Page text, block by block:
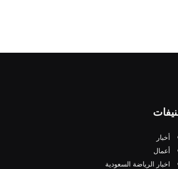
أخبار
أعمال
اخبار الرياضة السعودية